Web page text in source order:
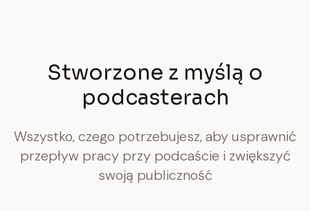
Stworzone z myślą o
podcasterach
Wszystko, czego potrzebujesz, aby usprawnić
przepływ pracy przy podcaście i zwiększyć
swoją publiczność